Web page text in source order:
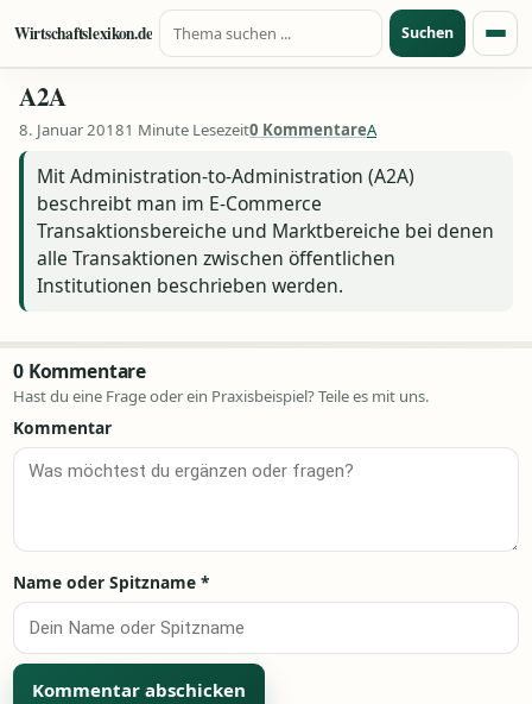
Zum Inhalt springen
Wirtschaftslexikon.de
Suche nach:
Suchen
A2A
8. Januar 20181 Minute Lesezeit0 KommentareA
Mit Administration-to-Administration (A2A)
beschreibt man im E-Commerce
Transaktionsbereiche und Marktbereiche bei denen
alle Transaktionen zwischen öffentlichen
Institutionen beschrieben werden.
0 Kommentare
Hast du eine Frage oder ein Praxisbeispiel? Teile es mit uns.
Kommentar
Name oder Spitzname *